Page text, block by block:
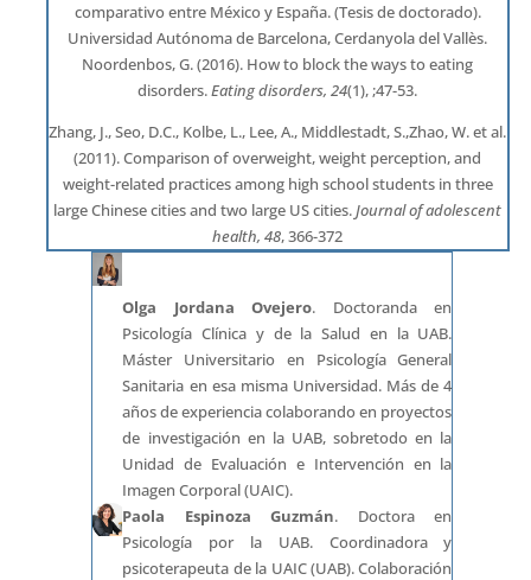
comparativo entre México y España. (Tesis de doctorado).
Universidad Autónoma de Barcelona, Cerdanyola del Vallès.
Noordenbos, G. (2016). How to block the ways to eating
disorders.Eating disorders, 24(1), ;47-53.
Zhang, J., Seo, D.C., Kolbe, L., Lee, A., Middlestadt, S.,Zhao, W. et al.
(2011). Comparison of overweight, weight perception, and
weight-related practices among high school students in three
large Chinese cities and two large US cities.Journal of adolescent
health, 48, 366-372
Olga Jordana Ovejero. Doctoranda en
Psicología Clínica y de la Salud en la UAB.
Máster Universitario en Psicología General
Sanitaria en esa misma Universidad. Más de 4
años de experiencia colaborando en proyectos
de investigación en la UAB, sobretodo en la
Unidad de Evaluación e Intervención en la
Imagen Corporal (UAIC).
Paola Espinoza Guzmán. Doctora en
Psicología por la UAB. Coordinadora y
psicoterapeuta de la UAIC (UAB). Colaboración